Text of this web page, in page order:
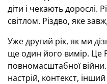
діти і чекають дорослі.
світлом. Різдво, яке
Уже другий рік, як ми
ще один його вимір. Це
повномасштабної
настрій, контекст,